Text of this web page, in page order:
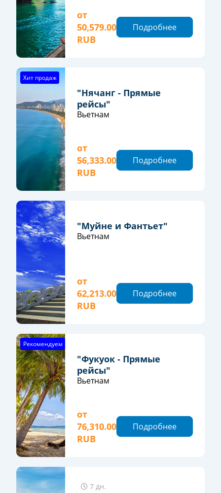
от
50,579.00
RUB
Подробнее
Хит продаж
"Нячанг - Прямые
рейсы"
Вьетнам
от
56,333.00
RUB
Подробнее
"Муйне и Фантьет"
Вьетнам
от
62,213.00
RUB
Подробнее
Рекомендуем
"Фукуок - Прямые
рейсы"
Вьетнам
от
76,310.00
RUB
Подробнее
7 дн.